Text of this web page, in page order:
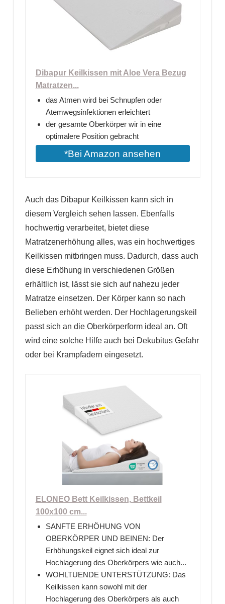
Dibapur Keilkissen mit Aloe Vera Bezug
Matratzen...
das Atmen wird bei Schnupfen oder
Atemwegsinfektionen erleichtert
der gesamte Oberkörper wir in eine
optimalere Position gebracht
*Bei Amazon ansehen
Auch das Dibapur Keilkissen kann sich in
diesem Vergleich sehen lassen. Ebenfalls
hochwertig verarbeitet, bietet diese
Matratzenerhöhung alles, was ein hochwertiges
Keilkissen mitbringen muss. Dadurch, dass auch
diese Erhöhung in verschiedenen Größen
erhältlich ist, lässt sie sich auf nahezu jeder
Matratze einsetzen. Der Körper kann so nach
Belieben erhöht werden. Der Hochlagerungskeil
passt sich an die Oberkörperform ideal an. Oft
wird eine solche Hilfe auch bei Dekubitus Gefahr
oder bei Krampfadern eingesetzt.
ELONEO Bett Keilkissen, Bettkeil
100x100 cm...
SANFTE ERHÖHUNG VON
OBERKÖRPER UND BEINEN: Der
Erhöhungskeil eignet sich ideal zur
Hochlagerung des Oberkörpers wie auch...
WOHLTUENDE UNTERSTÜTZUNG: Das
Keilkissen kann sowohl mit der
Hochlagerung des Oberkörpers als auch